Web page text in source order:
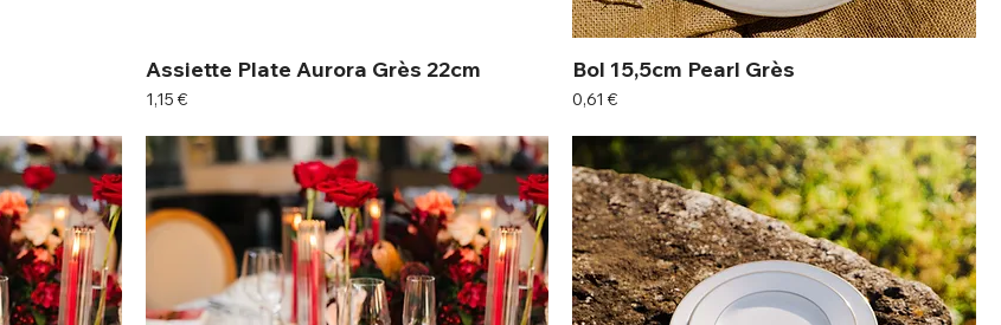
Assiette Plate Aurora Grès 22cm
Prix
1,15 €
Bol 15,5cm Pearl Grès
Prix
0,61 €